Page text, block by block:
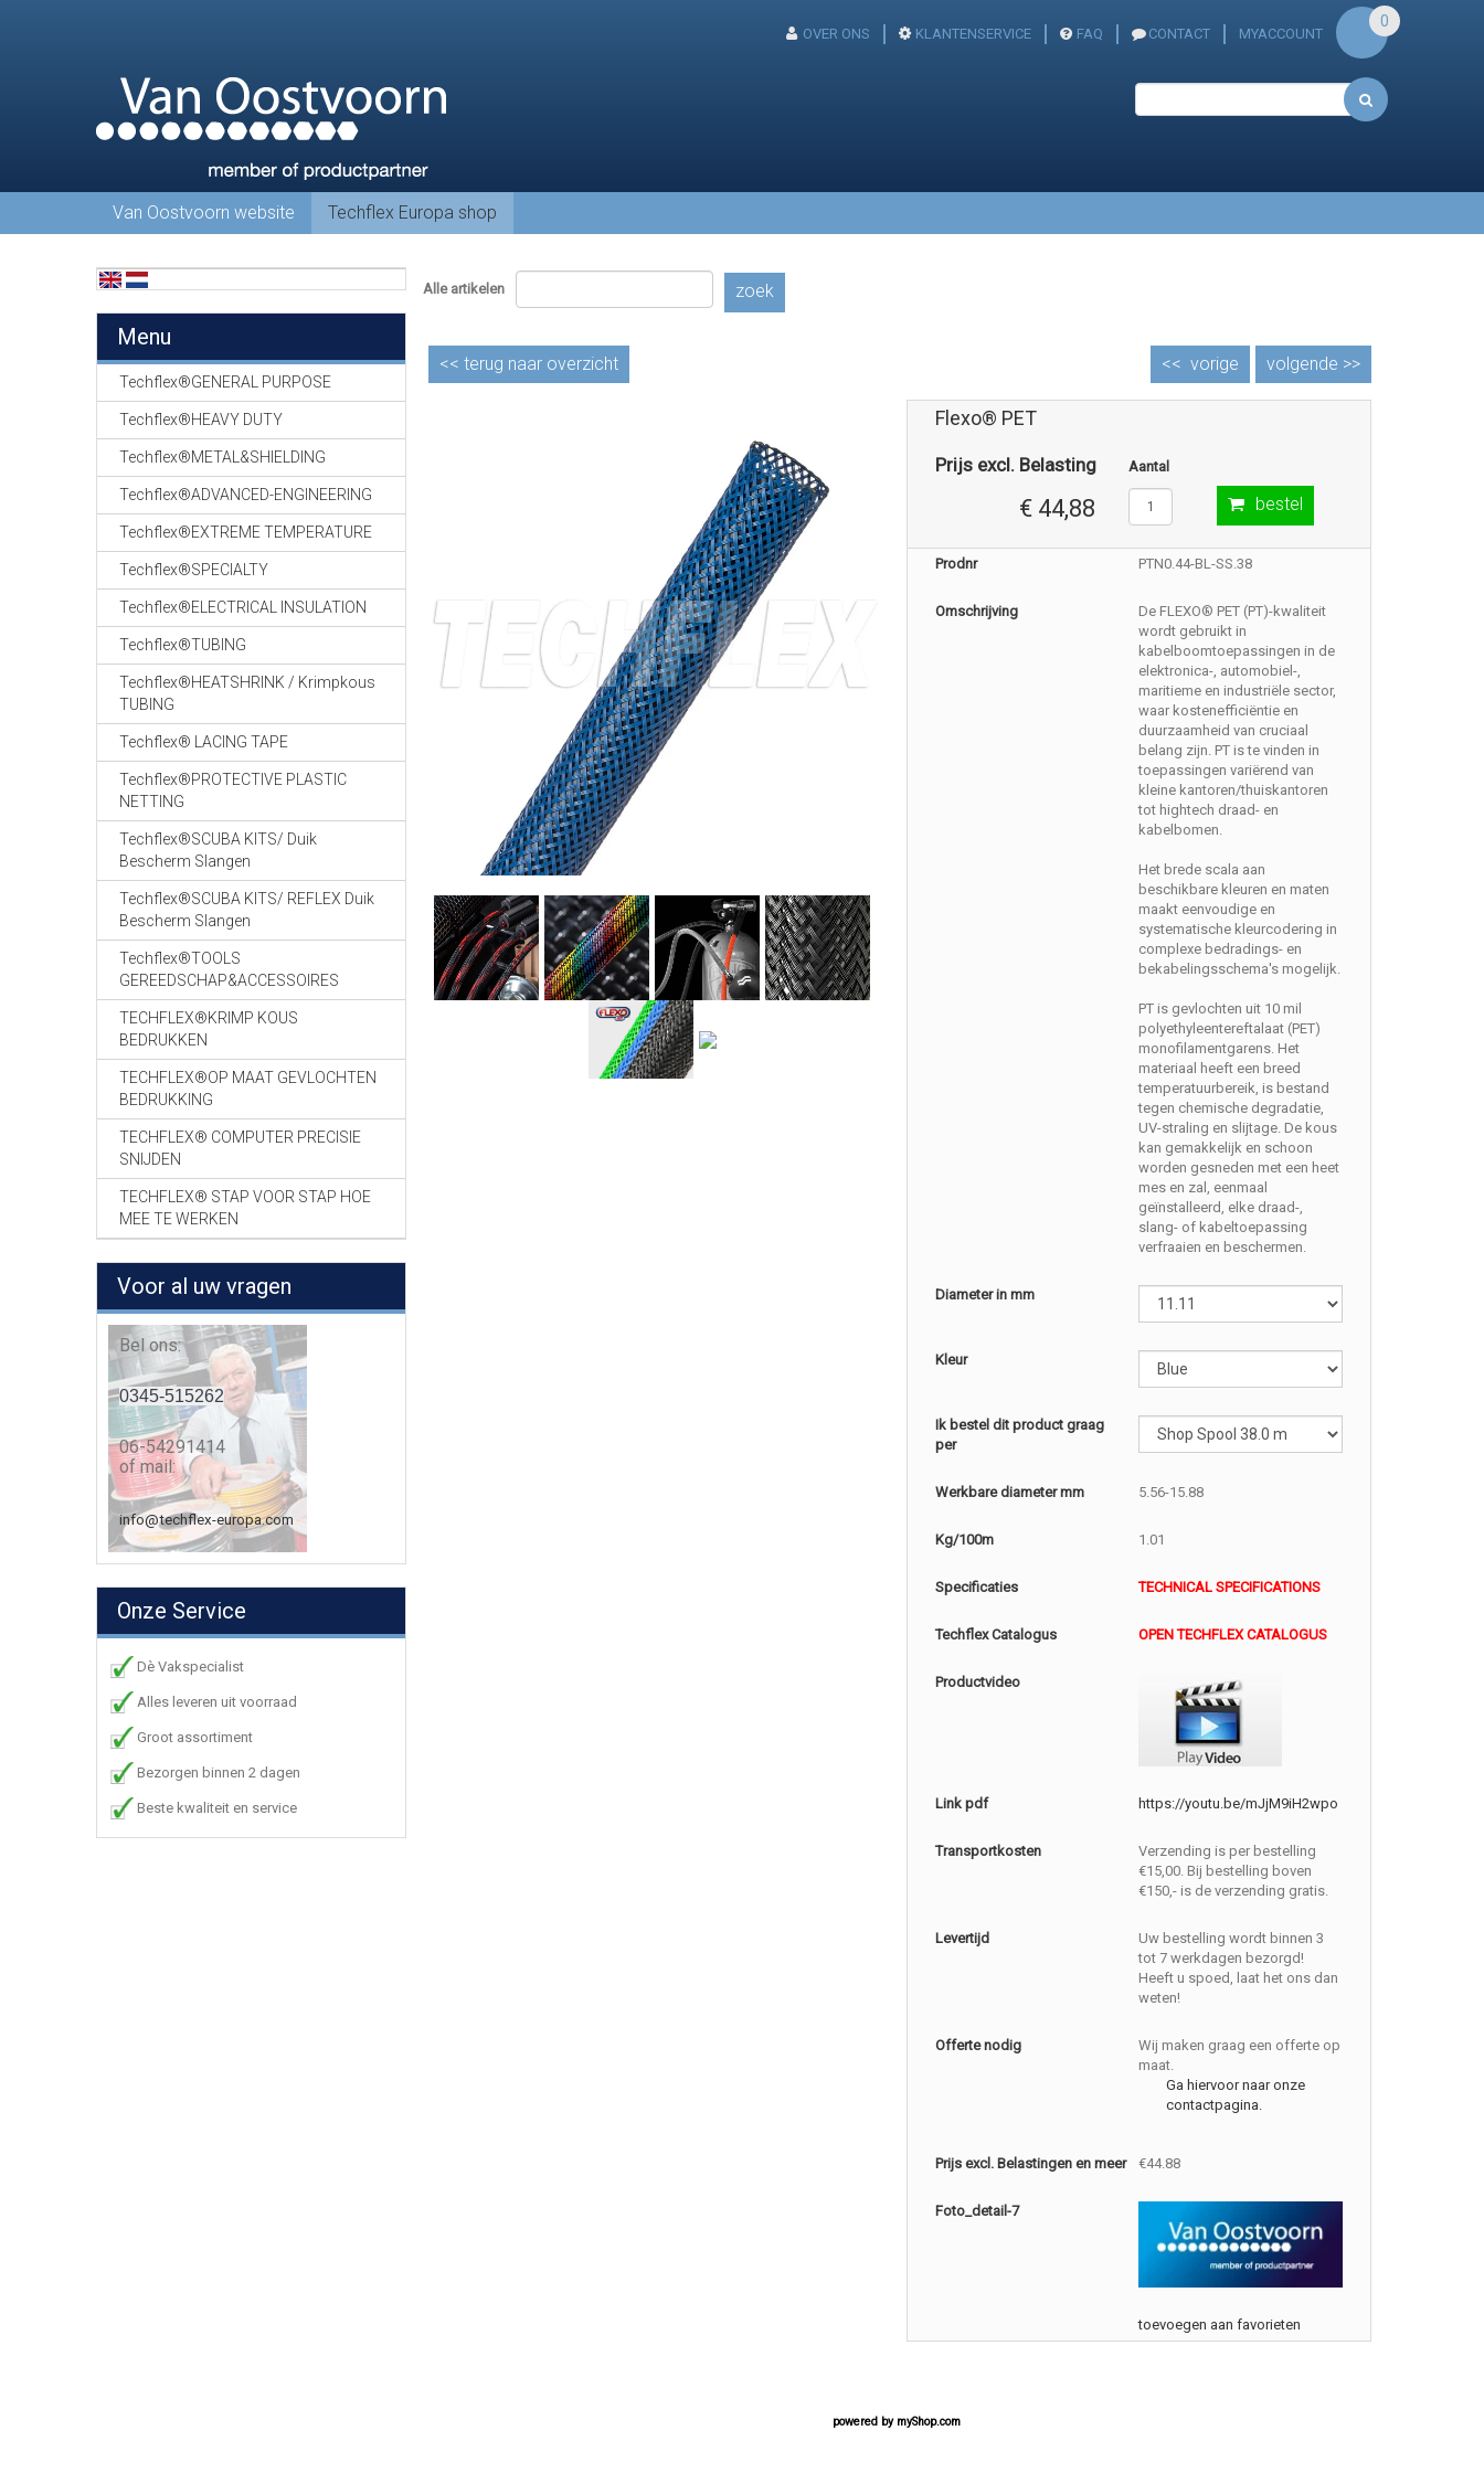
OVER ONS KLANTENSERVICE FAQ CONTACT MYACCOUNT
0
Van Oostvoorn website Techflex Europa shop
Menu
Techflex®GENERAL PURPOSE
Techflex®HEAVY DUTY
Techflex®METAL&SHIELDING
Techflex®ADVANCED-ENGINEERING
Techflex®EXTREME TEMPERATURE
Techflex®SPECIALTY
Techflex®ELECTRICAL INSULATION
Techflex®TUBING
Techflex®HEATSHRINK / Krimpkous
TUBING
Techflex® LACING TAPE
Techflex®PROTECTIVE PLASTIC
NETTING
Techflex®SCUBA KITS/ Duik
Bescherm Slangen
Techflex®SCUBA KITS/ REFLEX Duik
Bescherm Slangen
Techflex®TOOLS
GEREEDSCHAP&ACCESSOIRES
TECHFLEX®KRIMP KOUS
BEDRUKKEN
TECHFLEX®OP MAAT GEVLOCHTEN
BEDRUKKING
TECHFLEX® COMPUTER PRECISIE
SNIJDEN
TECHFLEX® STAP VOOR STAP HOE
MEE TE WERKEN
Voor al uw vragen
Bel ons:
0345-515262
06-54291414
of mail:
info@techflex-europa.com
Onze Service
Dè Vakspecialist
Alles leveren uit voorraad
Groot assortiment
Bezorgen binnen 2 dagen
Beste kwaliteit en service
Alle artikelen zoek
<< terug naar overzicht volgende >>
<< vorige
Flexo® PET
Prijs excl. Belasting
€ 44,88
Aantal
bestel
Prodnr PTN0.44-BL-SS.38
Omschrijving
De FLEXO® PET (PT)-kwaliteit
wordt gebruikt in
kabelboomtoepassingen in de
elektronica-, automobiel-,
maritieme en industriële sector,
waar kostenefficiëntie en
duurzaamheid van cruciaal
belang zijn. PT is te vinden in
toepassingen variërend van
kleine kantoren/thuiskantoren
tot hightech draad- en
kabelbomen.
Het brede scala aan
beschikbare kleuren en maten
maakt eenvoudige en
systematische kleurcodering in
complexe bedradings- en
bekabelingsschema's mogelijk.
PT is gevlochten uit 10 mil
polyethyleentereftalaat (PET)
monofilamentgarens. Het
materiaal heeft een breed
temperatuurbereik, is bestand
tegen chemische degradatie,
UV-straling en slijtage. De kous
kan gemakkelijk en schoon
worden gesneden met een heet
mes en zal, eenmaal
geïnstalleerd, elke draad-,
slang- of kabeltoepassing
verfraaien en beschermen.
Diameter in mm
Kleur
Ik bestel dit product graag
per
Werkbare diameter mm 5.56-15.88
Kg/100m 1.01
Specificaties TECHNICAL SPECIFICATIONS
Techflex Catalogus OPEN TECHFLEX CATALOGUS
Productvideo
Link pdf https://youtu.be/mJjM9iH2wpo
Transportkosten
Verzending is per bestelling
€15,00. Bij bestelling boven
€150,- is de verzending gratis.
Levertijd
Uw bestelling wordt binnen 3
tot 7 werkdagen bezorgd!
Heeft u spoed, laat het ons dan
weten!
Offerte nodig
Wij maken graag een offerte op
maat.
Ga hiervoor naar onze
contactpagina.
Prijs excl. Belastingen en meer €44.88
Foto_detail-7
toevoegen aan favorieten
powered by myShop.com